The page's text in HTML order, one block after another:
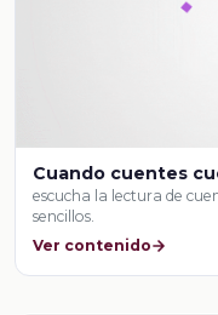
Cuando cuentes
escucha la lectura de
sencillos.
Ver contenido